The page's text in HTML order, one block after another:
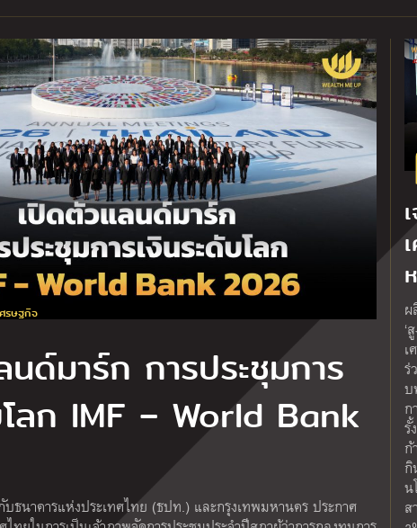
รษฐกิจ
ด์มาร์ก การประชุมการ
โลก IMF – World Bank
บธนาคารแห่งประเทศไทย (ธปท.) และกรุงเทพมหานคร ประกาศ
ผ
‘
เ
ร่
บ
ก
รั้
ก้
กิ
น
ส